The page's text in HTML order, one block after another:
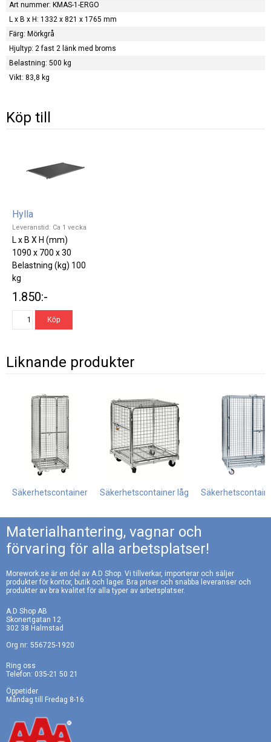
Art nummer: KMAS-1-ERGO
L x B x H: 1332 x 821 x 1765 mm
Färg: Mörkgrå
Hjultyp: 2 fast 2 länk med broms
Belastning: 500 kg
Vikt: 83,8 kg
Köp till
Hylla
Leveranstid: Ca 1 vecka
L x B X H (mm)
1090 x 700 x 30
Belastning (kg) 100
kg
Vikt (kg) 7 kg
1.850:-
Liknande produkter
Säkerhetscontainer Säkerhetscontainer låg
Materialhantering, vagnar och
förvaring för alla arbetsplatser!
Morework.se är en del av A.D Shop. Vi tillverkar, importerar och säljer
produkter för kontor, butik och lager. Bra priser och snabba leveranser och
produkter av bra kvalitet för alla typer av arbetsplatser.
A.D Shop AB
Skonertgatan 12
302 38 Halmstad
Org nr: 556725-1920
Ring oss
Telefon: 035-21 50 21
Öppetider
Måndag till Fredag 8-16